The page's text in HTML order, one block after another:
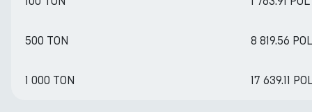
500 TON 8 819.56 POL
1 000 TON 17 639.11